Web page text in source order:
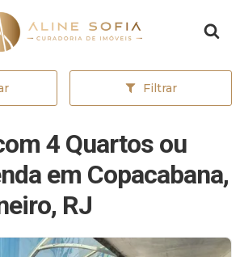
inicial
Filtrar
4 Quartos ou
em Copacabana,
RJ